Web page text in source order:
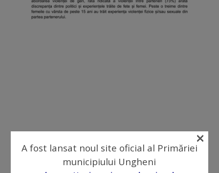
Administrație
Aparatul
primăriei
A fost lansat noul site oficial al Primăriei
municipiului Ungheni
×